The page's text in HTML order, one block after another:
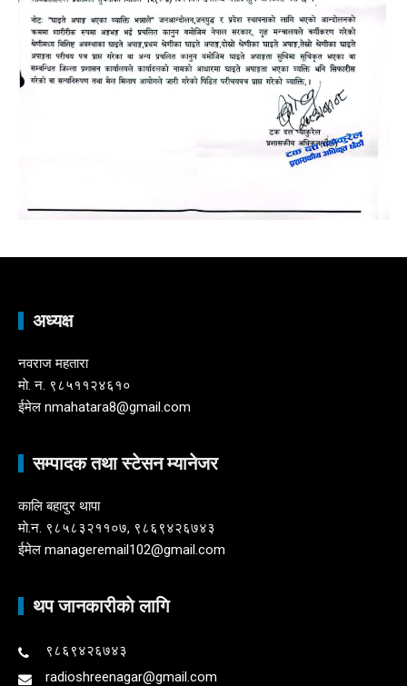
अध्यक्ष
नवराज महतारा
माे. न. ९८५११२४६१०
ईमेल nmahatara8@gmail.com
सम्पादक तथा स्टेसन म्यानेजर
कालि बहादुर थापा
माे.न. ९८५८३२११०७, ९८६९४२६७४३
ईमेल manageremail102@gmail.com
थप जानकारीकाे लागि
९८६९४२६७४३
radioshreenagar@gmail.com